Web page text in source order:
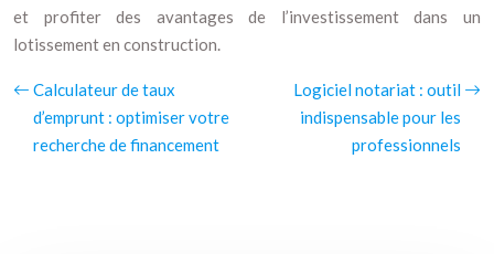
et profiter des avantages de l’investissement dans un
lotissement en construction.
Calculateur de taux
d’emprunt : optimiser votre
recherche de financement
Logiciel notariat : outil
indispensable pour les
professionnels